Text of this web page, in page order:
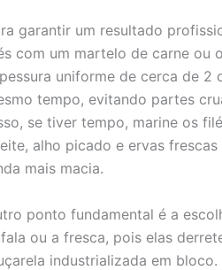
garantir um resultado
com um martelo de carne ou
uniforme de cerca de 2
tempo, evitando partes
se tiver tempo, marine os
alho picado e ervas
mais macia.
ponto fundamental é a
ou a fresca, pois elas
industrializada em